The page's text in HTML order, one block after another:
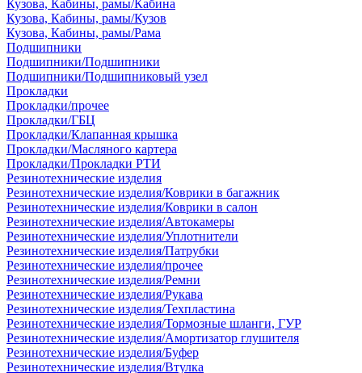
Кузова, Кабины, рамы/Кабина
Кузова, Кабины, рамы/Кузов
Кузова, Кабины, рамы/Рама
Подшипники
Подшипники/Подшипники
Подшипники/Подшипниковый узел
Прокладки
Прокладки/прочее
Прокладки/ГБЦ
Прокладки/Клапанная крышка
Прокладки/Масляного картера
Прокладки/Прокладки РТИ
Резинотехнические изделия
Резинотехнические изделия/Коврики в багажник
Резинотехнические изделия/Коврики в салон
Резинотехнические изделия/Автокамеры
Резинотехнические изделия/Уплотнители
Резинотехнические изделия/Патрубки
Резинотехнические изделия/прочее
Резинотехнические изделия/Ремни
Резинотехнические изделия/Рукава
Резинотехнические изделия/Техпластина
Резинотехнические изделия/Тормозные шланги, ГУР
Резинотехнические изделия/Амортизатор глушителя
Резинотехнические изделия/Буфер
Резинотехнические изделия/Втулка